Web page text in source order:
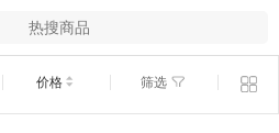
价格 筛选